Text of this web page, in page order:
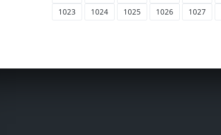
1023
1024 1025 1026 1027